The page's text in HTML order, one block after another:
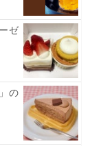
ゼ
の